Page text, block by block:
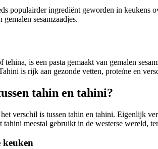
populairder ingrediënt geworden in
sesamzaadjes.
is een pasta gemaakt van gemalen
is rijk aan gezonde vetten, proteïne en
tahin en tahini?
verschil is tussen tahin en tahini. Eigenlijk
tahini meestal gebruikt in de westerse wereld,